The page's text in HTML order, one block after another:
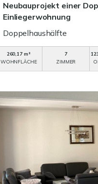
Neubauprojekt einer
Einliegerwohnung
Doppelhaushälfte
260,17 m²
WOHNFLÄCHE
7
ZIMMER